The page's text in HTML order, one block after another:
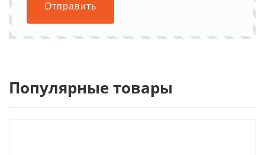
Отправить
Популярные товары